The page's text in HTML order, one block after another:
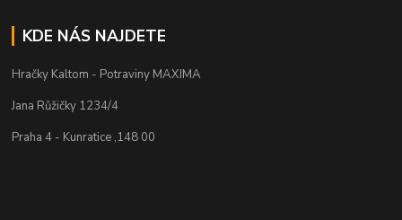
KDE NÁS NAJDETE
Hračky Kaltom - Potraviny MAXIMA
Jana Růžičky 1234/4
Praha 4 - Kunratice ,148 00